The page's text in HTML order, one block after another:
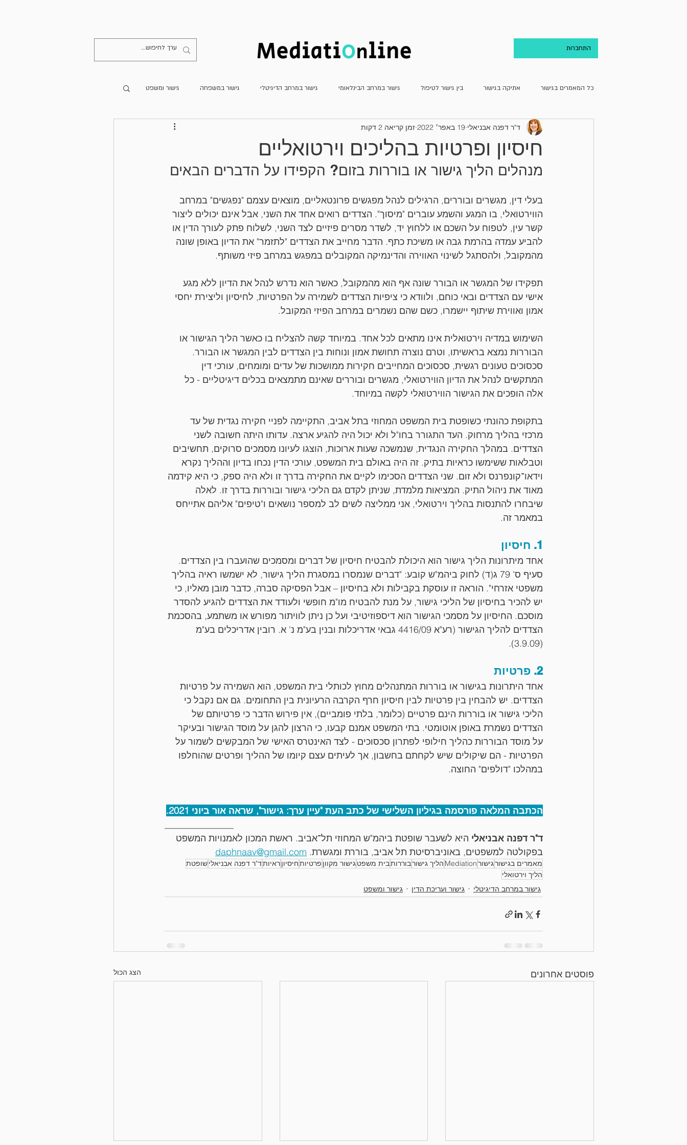
התחברות
כל המאמרים בגישור אתיקה בגישור בין גישור לטיפול גישור במרחב הבינלאומי גישור במרחב הדיגיטלי גישור במשפחה גישור ומשפט
גישור ועריכת הדין גישור וקהילה גישור פלילי גישור שהמדינה צד לו
מחדרו של מגשר מן האקדמיה עדכוני פסיקה ריאיונות משפט שיתופי וטיפולי גישור למתחילים הספרייה גישור בעולם
חיסיון ופרטיות בהליכים וירטואליים
ד"ר דפנה אבניאלי 19 באפר׳ 2022 זמן קריאה 2 דקות
מנהלים הליך גישור או בוררות בזום? הקפידו על הדברים הבאים
בעלי דין, מגשרים ובוררים, הרגילים לנהל מפגשים פרונטאליים, מוצאים עצמם "נפגשים" במרחב
הווירטואלי, בו המגע והשמע עוברים "מיסוך". הצדדים רואים אחד את השני, אבל אינם יכולים ליצור
קשר עין, לטפוח על השכם או ללחוץ יד, לשדר מסרים פיזיים לצד השני, לשלוח פתק לעורך הדין או
להביע עמדה בהרמת גבה או משיכת כתף. הדבר מחייב את הצדדים "לתזמר" את הדיון באופן שונה
מהמקובל, ולהסתגל לשינוי האווירה והדינמיקה המקובלים במפגש במרחב פיזי משותף.
תפקידו של המגשר או הבורר שונה אף הוא מהמקובל, כאשר הוא נדרש לנהל את הדיון ללא מגע
אישי עם הצדדים ובאי כוחם, ולוודא כי ציפיות הצדדים לשמירה על הפרטיות, לחיסיון וליצירת יחסי
אמון ואווירת שיתוף יישמרו, כשם שהם נשמרים במרחב הפיזי המקובל.
השימוש במדיה וירטואלית אינו מתאים לכל אחד. במיוחד קשה להצליח בו כאשר הליך הגישור או
הבוררות נמצא בראשיתו, וטרם נוצרה תחושת אמון ונוחות בין הצדדים לבין המגשר או הבורר.
סכסוכים טעונים רגשית, סכסוכים המחייבים חקירות ממושכות של עדים ומומחים, עורכי דין
המתקשים לנהל את הדיון הווירטואלי, מגשרים ובוררים שאינם מתמצאים בכלים דיגיטליים - כל
אלה הופכים את הגישור הווירטואלי לקשה במיוחד.
בתקופת כהונתי כשופטת בית המשפט המחוזי בתל אביב, התקיימה לפניי חקירה נגדית של עד
מרכזי בהליך מרחוק. העד התגורר בחו"ל ולא יכול היה להגיע ארצה. עדותו היתה חשובה לשני
הצדדים. במהלך החקירה הנגדית, שנמשכה שעות ארוכות, הוצגו לעיונו מסמכים סרוקים, תחשיבים
וטבלאות ששימשו כראיות בתיק. זה היה באולם בית המשפט, עורכי הדין נכחו בדיון וההליך נקרא
וידאו־קונפרנס ולא זום. שני הצדדים הסכימו לקיים את החקירה בדרך זו ולא היה ספק, כי היא קידמה
מאוד את ניהול התיק. המציאות מלמדת, שניתן לקדם גם הליכי גישור ובוררות בדרך זו. לאלה
שיבחרו להתנסות בהליך וירטואלי, אני ממליצה לשים לב למספר נושאים ו"טיפים" אליהם אתייחס
במאמר זה.
1. חיסיון
אחד מיתרונות הליך גישור הוא היכולת להבטיח חיסיון של דברים ומסמכים שהועברו בין הצדדים.
סעיף ס' 79 ג(ד) לחוק ביהמ"ש קובע: "דברים שנמסרו במסגרת הליך גישור, לא ישמשו ראיה בהליך
משפטי אזרחי". הוראה זו עוסקת בקבילות ולא בחיסיון – אבל הפסיקה סברה, כדבר מובן מאליו, כי
יש להכיר בחיסיון של הליכי גישור, על מנת להבטיח מו"מ חופשי ולעודד את הצדדים להגיע להסדר
מוסכם. החיסיון על מסמכי הגישור הוא דיספוזיטיבי ועל כן ניתן לוויתור מפורש או משתמע, בהסכמת
הצדדים להליך הגישור (רע"א 4416/09 גבאי אדריכלות ובנין בע"מ נ' א. רובין אדריכלים בע"מ
(3.9.09).
2. פרטיות
אחד היתרונות בגישור או בוררות המתנהלים מחוץ לכותלי בית המשפט, הוא השמירה על פרטיות
הצדדים. יש להבחין בין פרטיות לבין חיסיון חרף הקרבה הרעיונית בין התחומים. גם אם נקבל כי
הליכי גישור או בוררות הינם פרטיים (כלומר, בלתי פומביים), אין פירוש הדבר כי פרטיותם של
הצדדים נשמרת באופן אוטומטי. בתי המשפט אמנם קבעו, כי הרצון להגן על מוסד הגישור ובעיקר
על מוסד הבוררות כהליך חילופי לפתרון סכסוכים - לצד האינטרס האישי של המבקשים לשמור על
הפרטיות - הם שיקולים שיש לקחתם בחשבון, אך לעיתים עצם קיומו של ההליך ופרטים שהוחלפו
במהלכו "דולפים" החוצה.
הכתבה המלאה פורסמה בגיליון השלישי של כתב העת "עיין ערך: גישור", שראה אור ביוני 2021.
ד"ר דפנה אבניאלי היא לשעבר שופטת ביהמ"ש המחוזי תל־אביב. ראשת המכון לאמנויות המשפט
בפקולטה למשפטים, באוניברסיטת תל אביב, בוררת ומגשרת. daphnaav@gmail.com
מאמרים בגישורגישורMediation הליך גישורבוררותבית משפטגישור מקוון פרטיותחיסיוןראיותד"ר דפנה אבניאלישופטת
הליך וירטואלי
גישור במרחב הדיגיטלי
גישור ועריכת הדין גישור ומשפט
פוסטים אחרונים הצג הכול